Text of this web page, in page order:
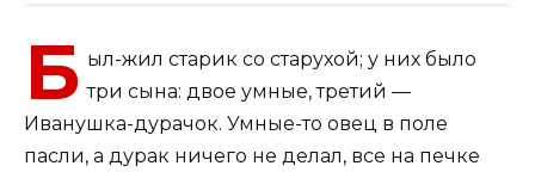
Б ыл-жил старик со старухой; у них было
три сына: двое умные, третий —
Иванушка-дурачок. Умные-то овец в поле
пасли, а дурак ничего не делал, все на печке